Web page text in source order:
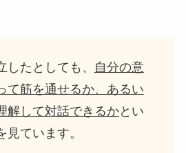
たとしても、
自分の意
て筋を通せるか、あるい
解して対話できるかとい
見ています。